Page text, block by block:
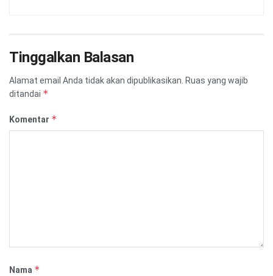
Tinggalkan Balasan
Alamat email Anda tidak akan dipublikasikan. Ruas yang wajib
ditandai *
Komentar *
Nama *